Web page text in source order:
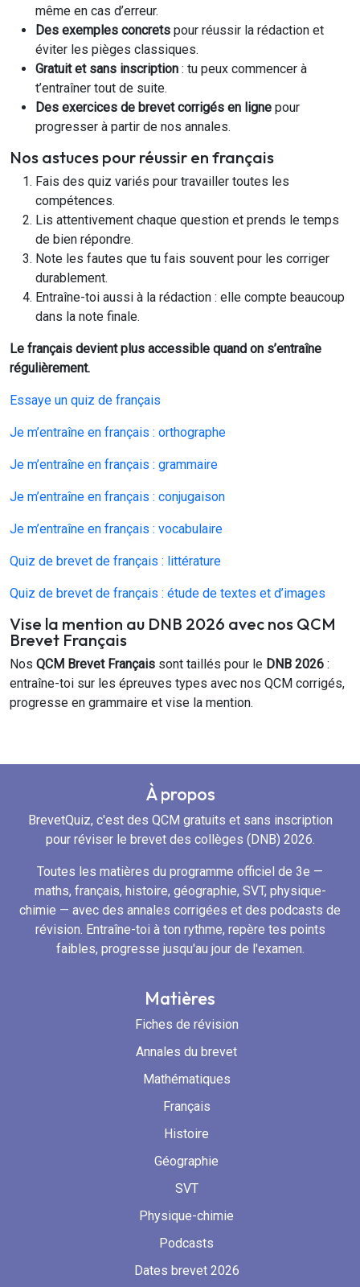
même en cas d’erreur.
Des exemples concrets pour réussir la rédaction et
éviter les pièges classiques.
Gratuit et sans inscription : tu peux commencer à
t’entraîner tout de suite.
Des exercices de brevet corrigés en ligne pour
progresser à partir de nos annales.
Nos astuces pour réussir en français
Fais des quiz variés pour travailler toutes les
compétences.
Lis attentivement chaque question et prends le temps
de bien répondre.
Note les fautes que tu fais souvent pour les corriger
durablement.
Entraîne-toi aussi à la rédaction : elle compte beaucoup
dans la note finale.
Le français devient plus accessible quand on s’entraîne
régulièrement.
Essaye un quiz de français
Je m’entraîne en français : orthographe
Je m’entraîne en français : grammaire
Je m’entraîne en français : conjugaison
Je m’entraîne en français : vocabulaire
Quiz de brevet de français : littérature
Quiz de brevet de français : étude de textes et d’images
Vise la mention au DNB 2026 avec nos QCM
Brevet Français
Nos QCM Brevet Français sont taillés pour le DNB 2026 :
entraîne-toi sur les épreuves types avec nos QCM corrigés,
progresse en grammaire et vise la mention.
À propos
BrevetQuiz, c'est des QCM gratuits et sans inscription
pour réviser le brevet des collèges (DNB) 2026.
Toutes les matières du programme officiel de 3e —
maths, français, histoire, géographie, SVT, physique-
chimie — avec des annales corrigées et des podcasts de
révision. Entraîne-toi à ton rythme, repère tes points
faibles, progresse jusqu'au jour de l'examen.
Matières
Fiches de révision
Annales du brevet
Mathématiques
Français
Histoire
Géographie
SVT
Physique-chimie
Podcasts
Dates brevet 2026